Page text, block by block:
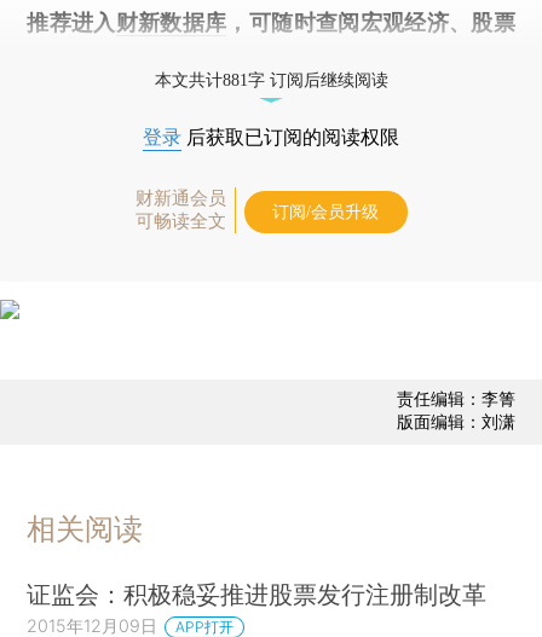
推荐进入 财新数据库 ，可随时查阅宏观经济、股票
本文共计881字 订阅后继续阅读
登录 后获取已订阅的阅读权限
财新通会员
可畅读全文
订阅/会员升级
责任编辑：李箐
版面编辑：刘潇
相关阅读
证监会：积极稳妥推进股票发行注册制改革
2015年12月09日 APP打开